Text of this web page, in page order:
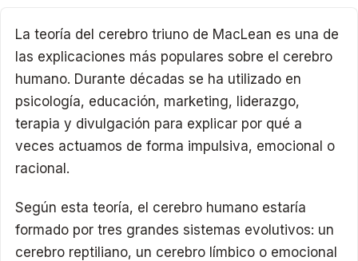
La teoría del cerebro triuno de MacLean es una de
las explicaciones más populares sobre el cerebro
humano. Durante décadas se ha utilizado en
psicología, educación, marketing, liderazgo,
terapia y divulgación para explicar por qué a
veces actuamos de forma impulsiva, emocional o
racional.
Según esta teoría, el cerebro humano estaría
formado por tres grandes sistemas evolutivos: un
cerebro reptiliano, un cerebro límbico o emocional